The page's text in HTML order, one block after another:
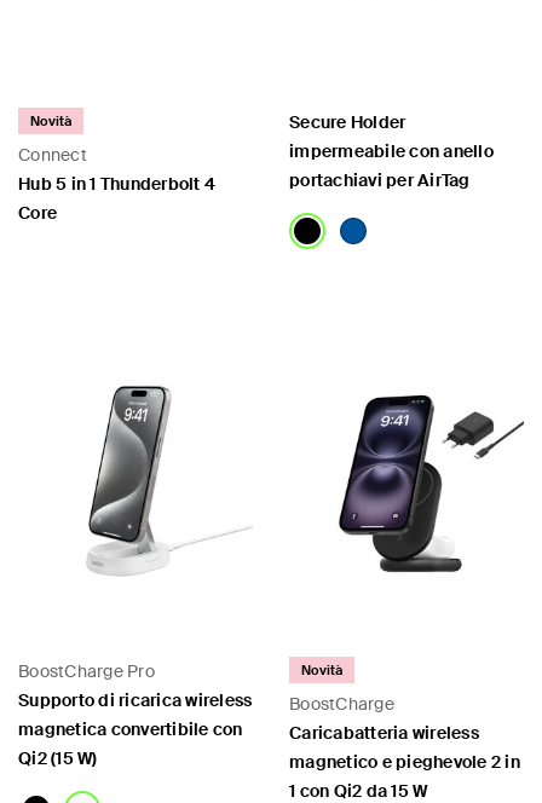
Connect
Novità
Hub 5 in 1 Thunderbolt 4
Core
Secure Holder
impermeabile con anello
portachiavi per AirTag
BoostCharge Pro
Supporto di ricarica wireless
magnetica convertibile con
Qi2 (15 W)
BoostCharge
Novità
Caricabatteria wireless
magnetico e pieghevole 2 in
1 con Qi2 da 15 W